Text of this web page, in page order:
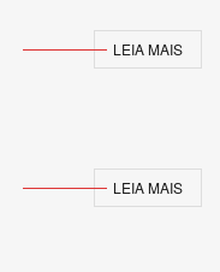
LEIA MAIS
LEIA MAIS